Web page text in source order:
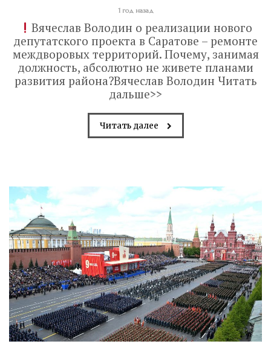
1 год назад
Вячеслав Володин о реализации нового
депутатского проекта в Саратове – ремонте
междворовых территорий. Почему, занимая
должность, абсолютно не живете планами
развития района?Вячеслав Володин Читать
дальше>>
Читать далее